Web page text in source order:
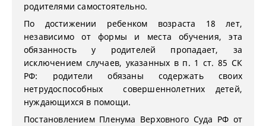
родителями самостоятельно.
По достижении ребенком возраста 18 лет,
независимо от формы и места обучения, эта
обязанность у родителей пропадает, за
исключением случаев, указанных в п. 1 ст. 85 СК
РФ: родители обязаны содержать своих
нетрудоспособных совершеннолетних детей,
нуждающихся в помощи.
Постановлением Пленума Верховного Суда РФ от